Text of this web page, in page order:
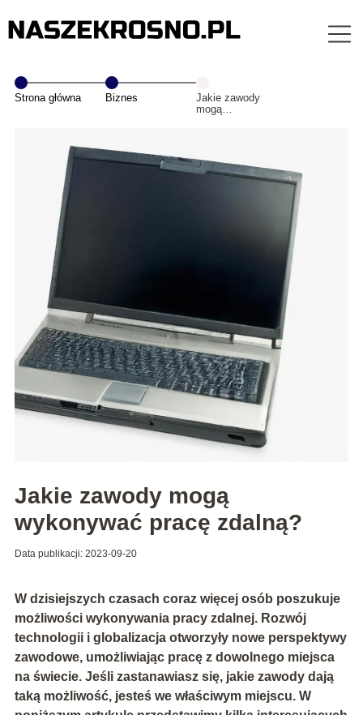
Strona główna Biznes
Jakie zawody
mogą
Jakie zawody mogą
wykonywać pracę zdalną?
Data publikacji: 2023-09-20
W dzisiejszych czasach coraz więcej osób poszukuje
możliwości wykonywania pracy zdalnej. Rozwój
technologii i globalizacja otworzyły nowe perspektywy
zawodowe, umożliwiając pracę z dowolnego miejsca
na świecie. Jeśli zastanawiasz się, jakie zawody dają
taką możliwość, jesteś we właściwym miejscu. W